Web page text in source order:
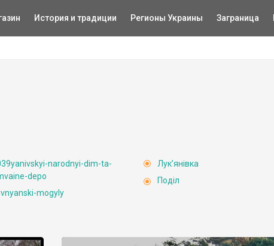
История и традиции Регионы Украины Заграница
narodnyi-dim-ta-
depo
mogyly
Лук’янівка
Поділ